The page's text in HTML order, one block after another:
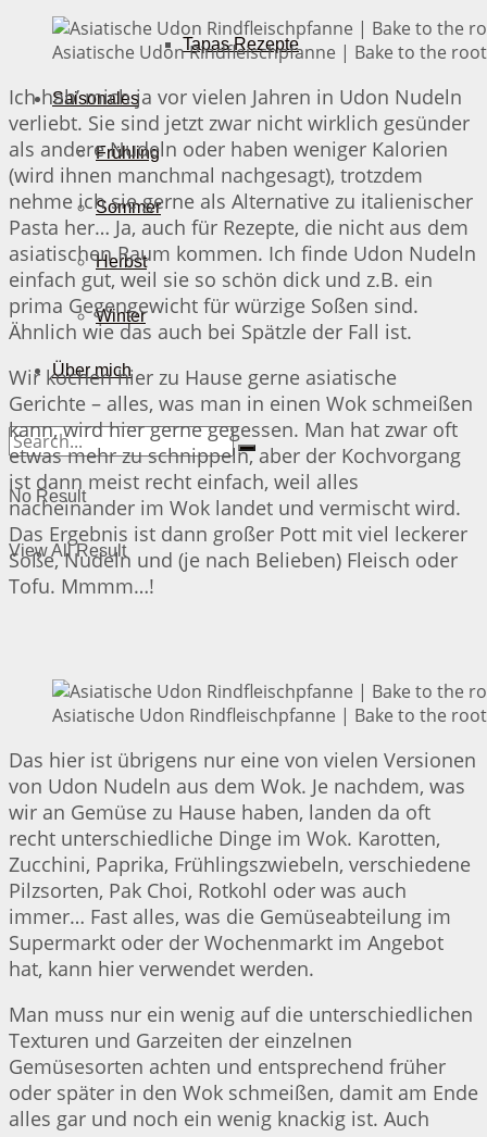
Tapas Rezepte
Saisonales
Frühling
Sommer
Herbst
Winter
Über mich
No Result
View All Result
Asiatische Udon Rindfleischpfanne | Bake to the
Ich hab’ mich ja vor vielen Jahren in Udon Nudeln
verliebt. Sie sind jetzt zwar nicht wirklich gesünder
als andere Nudeln oder haben weniger Kalorien
(wird ihnen manchmal nachgesagt), trotzdem
nehme ich sie gerne als Alternative zu italienischer
Pasta her… Ja, auch für Rezepte, die nicht aus dem
asiatischen Raum kommen. Ich finde Udon Nudeln
einfach gut, weil sie so schön dick und z.B. ein
prima Gegengewicht für würzige Soßen sind.
Ähnlich wie das auch bei Spätzle der Fall ist.
Wir kochen hier zu Hause gerne asiatische
Gerichte – alles, was man in einen Wok schmeißen
kann, wird hier gerne gegessen. Man hat zwar oft
etwas mehr zu schnippeln, aber der Kochvorgang
ist dann meist recht einfach, weil alles
nacheinander im Wok landet und vermischt wird.
Das Ergebnis ist dann großer Pott mit viel leckerer
Soße, Nudeln und (je nach Belieben) Fleisch oder
Tofu. Mmmm…!
Asiatische Udon Rindfleischpfanne | Bake to the
Das hier ist übrigens nur eine von vielen Versionen
von Udon Nudeln aus dem Wok. Je nachdem, was
wir an Gemüse zu Hause haben, landen da oft
recht unterschiedliche Dinge im Wok. Karotten,
Zucchini, Paprika, Frühlingszwiebeln, verschiedene
Pilzsorten, Pak Choi, Rotkohl oder was auch
immer… Fast alles, was die Gemüseabteilung im
Supermarkt oder der Wochenmarkt im Angebot
hat, kann hier verwendet werden.
Man muss nur ein wenig auf die unterschiedlichen
Texturen und Garzeiten der einzelnen
Gemüsesorten achten und entsprechend früher
oder später in den Wok schmeißen, damit am Ende
alles gar und noch ein wenig knackig ist. Auch